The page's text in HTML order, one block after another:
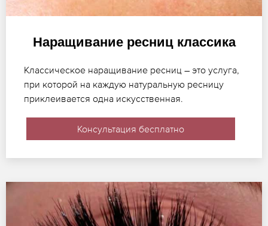
Наращивание ресниц классика
Классическое наращивание ресниц – это услуга,
при которой на каждую натуральную ресницу
приклеивается одна искусственная.
Консультация бесплатно